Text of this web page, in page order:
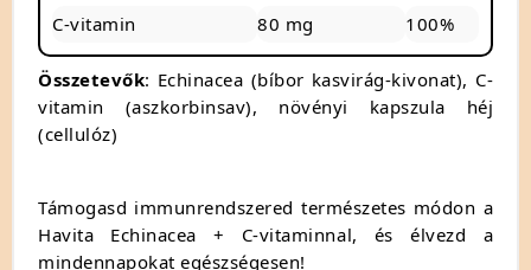
C-vitamin
80 mg 100%
Összetevők: Echinacea (bíbor kasvirág-kivonat), C-
vitamin (aszkorbinsav), növényi kapszula héj
(cellulóz)
Támogasd immunrendszered természetes módon a
Havita Echinacea + C-vitaminnal, és élvezd a
mindennapokat egészségesen!